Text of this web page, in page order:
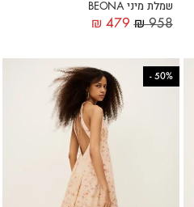
שמלת מיני BEONA
₪958
₪ 479
50%
-